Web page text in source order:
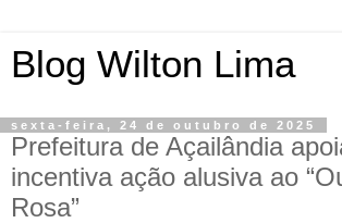
Blog Wilton Lima
sexta-feira, 24 de outubro de 2025
Prefeitura de Açailândia
incentiva ação alusiva ao
Rosa”